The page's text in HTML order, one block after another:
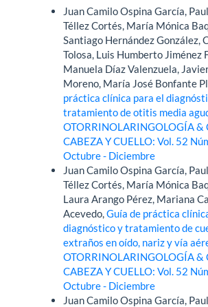
Juan Camilo Ospina García,
Téllez Cortés, María Mónica
Santiago Hernández González,
Tolosa, Luis Humberto Jiménez
Manuela Díaz Valenzuela,
Moreno, María José Bonfante
práctica clínica para el
tratamiento de otitis media
OTORRINOLARINGOLOGÍA &
CABEZA Y CUELLO: Vol. 52
Octubre - Diciembre
Juan Camilo Ospina García,
Téllez Cortés, María Mónica
Laura Arango Pérez, Mariana
Acevedo,Guía de práctica
diagnóstico y tratamiento de
extraños en oído, nariz y vía
OTORRINOLARINGOLOGÍA &
CABEZA Y CUELLO: Vol. 52
Octubre - Diciembre
Juan Camilo Ospina García,